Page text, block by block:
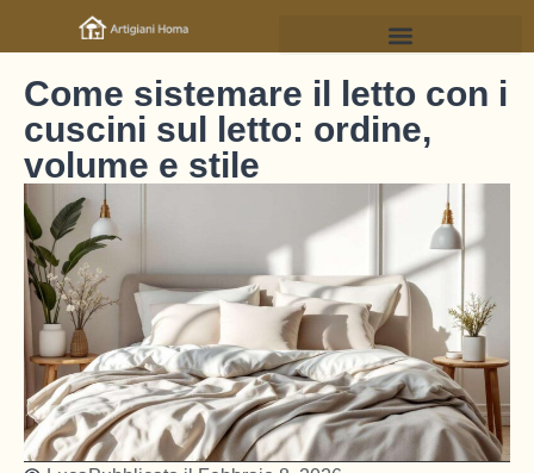
Come sistemare il letto con i
cuscini sul letto: ordine,
volume e stile